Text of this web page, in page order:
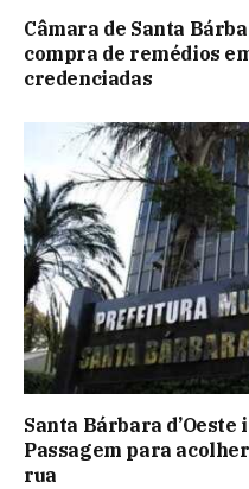
Câmara de Santa
compra de remédios
credenciadas
Santa Bárbara d’Oeste
Passagem para
rua